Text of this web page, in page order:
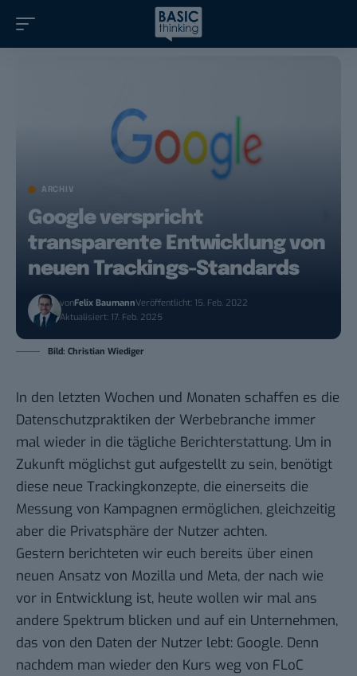
ARCHIV
Google verspricht
transparente Entwicklung von
neuen Trackings-Standards
vonFelix BaumannVeröffentlicht: 15. Feb. 2022
Aktualisiert: 17. Feb. 2025
Bild: Christian Wiediger
In den letzten Wochen und Monaten schaffen es die
Datenschutzpraktiken der Werbebranche immer
mal wieder in die tägliche Berichterstattung. Um in
Zukunft möglichst gut aufgestellt zu sein, benötigt
diese neue Trackingkonzepte, die einerseits die
Messung von Kampagnen ermöglichen, gleichzeitig
aber die Privatsphäre der Nutzer achten.
Gestern berichteten wir euch bereits über einen
neuen Ansatz von Mozilla und Meta, der nach wie
vor in Entwicklung ist, heute wollen wir mal ans
andere Spektrum blicken und auf ein Unternehmen,
das von den Daten der Nutzer lebt: Google. Denn
nachdem man wieder den Kurs weg von FLoC